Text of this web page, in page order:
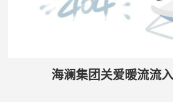
海澜集团关爱暖流流